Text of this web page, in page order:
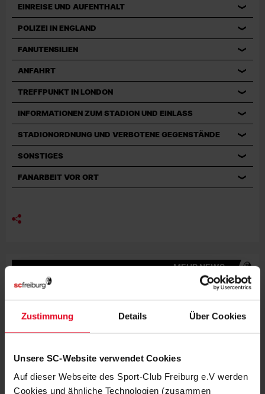
Zustimmung Details Über Cookies
Unsere SC-Website verwendet Cookies
Auf dieser Webseite des Sport-Club Freiburg e.V werden
Cookies und ähnliche Technologien (zusammen
EINREISE UND AUFENTHALT
POLIZEI IN ENGLAND
FANUTENSILIEN
ANFAHRT
TREFFPUNKT IN LONDON
INFORMATIONEN ZUM STADION UND EINLASS
STADIONORDNUNG UND VERBOTENE GEGENSTÄNDE
SONSTIGES
FANARBEIT VOR ORT
MEHR NEWS
SCHUHPLATTLERN
VEREIN